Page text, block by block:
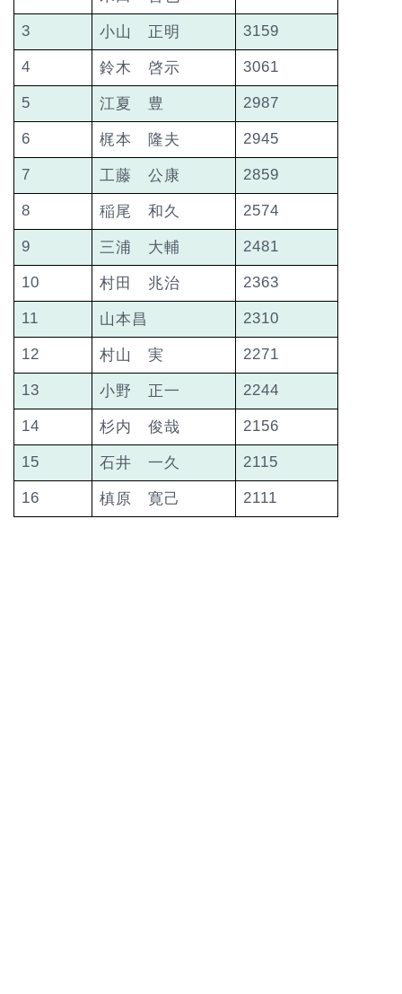
3 小山 正明 3159
4 鈴木 啓示 3061
5 江夏 豊 2987
6 梶本 隆夫 2945
7 工藤 公康 2859
8 稲尾 和久 2574
9 三浦 大輔 2481
10 村田 兆治 2363
11 山本昌 2310
12 村山 実 2271
13 小野 正一 2244
14 杉内 俊哉 2156
15 石井 一久 2115
16 槙原 寛己 2111